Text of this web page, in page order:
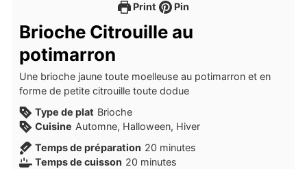
Print Pin
Brioche Citrouille au
potimarron
Une brioche jaune toute moelleuse au potimarron et en
forme de petite citrouille toute dodue
Type de plat Brioche
Cuisine Automne, Halloween, Hiver
Temps de préparation 20 minutes
minutes
Temps de cuisson 20 minutes
minutes